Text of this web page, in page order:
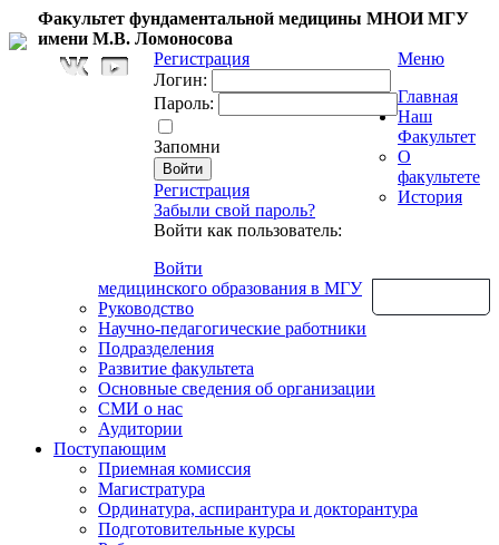
Факультет фундаментальной медицины МНОИ МГУ
имени М.В. Ломоносова
Регистрация
Логин:
Пароль:
Запомни
Регистрация
Забыли свой пароль?
Войти как пользователь:
Войти
Меню
Главная
Наш
Факультет
О
факультете
История
медицинского образования в МГУ
Руководство
Научно-педагогические работники
Подразделения
Развитие факультета
Основные сведения об организации
СМИ о нас
Аудитории
Поступающим
Приемная комиссия
Магистратура
Ординатура, аспирантура и докторантура
Подготовительные курсы